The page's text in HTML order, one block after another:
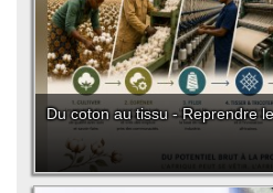
Du coton au tissu - Reprendre